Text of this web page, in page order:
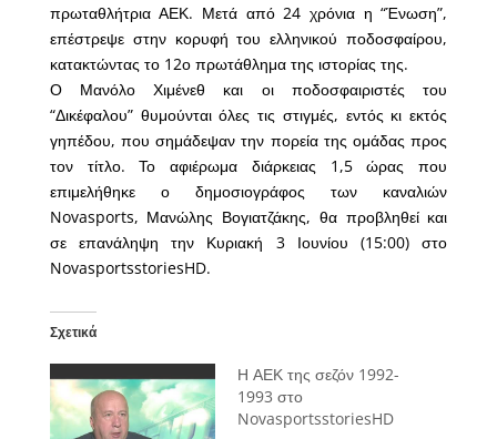
πρωταθλήτρια ΑΕΚ. Μετά από 24 χρόνια η “Ένωση”,
επέστρεψε στην κορυφή του ελληνικού ποδοσφαίρου,
κατακτώντας το 12ο πρωτάθλημα της ιστορίας της.
Ο Μανόλο Χιμένεθ και οι ποδοσφαιριστές του
“Δικέφαλου” θυμούνται όλες τις στιγμές, εντός κι εκτός
γηπέδου, που σημάδεψαν την πορεία της ομάδας προς
τον τίτλο. Το αφιέρωμα διάρκειας 1,5 ώρας που
επιμελήθηκε ο δημοσιογράφος των καναλιών
Novasports, Μανώλης Βογιατζάκης, θα προβληθεί και
σε επανάληψη την Κυριακή 3 Ιουνίου (15:00) στο
NovasportsstoriesHD.
Σχετικά
Η ΑΕΚ της σεζόν 1992-
1993 στο
NovasportsstoriesHD